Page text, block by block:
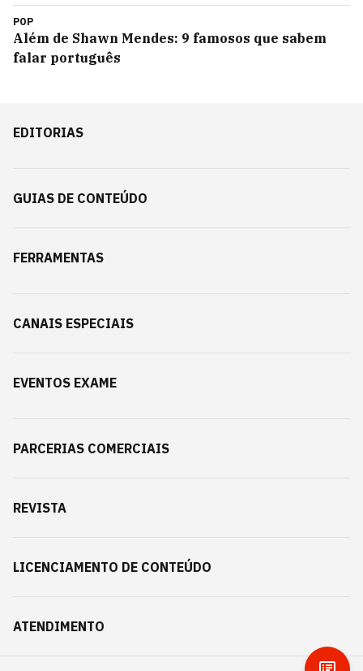
POP
Além de Shawn Mendes: 9 famosos que sabem
falar português
EDITORIAS
GUIAS DE CONTEÚDO
FERRAMENTAS
CANAIS ESPECIAIS
EVENTOS EXAME
PARCERIAS COMERCIAIS
REVISTA
LICENCIAMENTO DE CONTEÚDO
ATENDIMENTO